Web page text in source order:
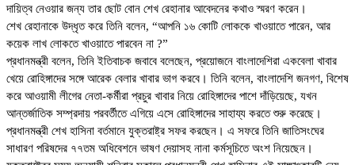
দায়িত্ব নেওয়ার জন্য তার ছোট বোন শেখ রেহানার আবেদনের কথাও স্মরণ করেন।
শেখ রেহানাকে উদ্ধৃত করে তিনি বলেন, “আপনি ১৬ কোটি লোককে খাওয়াতে পারেন, আর
কয়েক লাখ লোকতে খাওয়াতে পারবেন না ?”
প্রধানমন্ত্রী বলেন, তিনি ইতিবাচক জবাবে বলেছেন, প্রয়োজনে বাংলাদেশিরা একবেলা খাবার
খেয়ে রোহিঙ্গাদের সঙ্গে আরেক বেলার খাবার ভাগ করবে। তিনি বলেন, বাংলাদেশি জনগণ, বিশেষ
করে আওয়ামী লীগের নেতা-কর্মীরা প্রচুর খাবার নিয়ে রোহিঙ্গাদের পাশে দাঁড়িয়েছে, যখন
আন্তর্জাতিক সম্প্রদায় পরবর্তীতে এগিয়ে এসে রোহিঙ্গাদের সাহায্য করতে শুরু করেছে।
প্রধানমন্ত্রী শেখ হাসিনা বর্তমানে যুক্তরাষ্ট্র সফর করছেন। এ সফরে তিনি জাতিসংঘের
সাধারণ পরিষদের ৭৭তম অধিবেশনে ভাষণ দেয়াসহ নানা কর্মসূচিতে অংশ নিয়েছেন।